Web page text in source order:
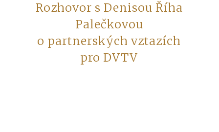
Rozhovor s Denisou Říha
Palečkovou
o partnerských vztazích
pro DVTV